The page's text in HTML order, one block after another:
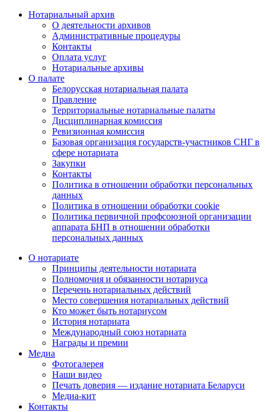
Нотариальный архив
О деятельности архивов
Административные процедуры
Контакты
Оплата услуг
Нотариальные архивы
О палате
Белорусская нотариальная палата
Правление
Территориальные нотариальные палаты
Дисциплинарная комиссия
Ревизионная комиссия
Базовая организация государств-участников СНГ в
сфере нотариата
Закупки
Контакты
Политика в отношении обработки персональных
данных
Политика в отношении обработки cookie
Политика первичной профсоюзной организации
аппарата БНП в отношении обработки
персональных данных
О нотариате
Принципы деятельности нотариата
Полномочия и обязанности нотариуса
Перечень нотариальных действий
Место совершения нотариальных действий
Кто может быть нотариусом
История нотариата
Международный союз нотариата
Награды и премии
Медиа
Фотогалерея
Наши видео
Печать доверия — издание нотариата Беларуси
Медиа-кит
Контакты